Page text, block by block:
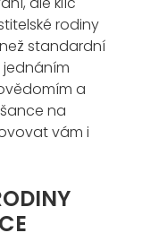
rodiny
standardní
a
na
vám i